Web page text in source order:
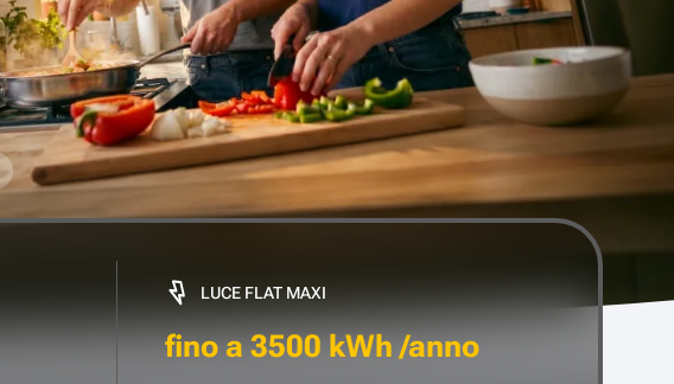
LUCE FLAT MAXI
fino a 3500 kWh /anno